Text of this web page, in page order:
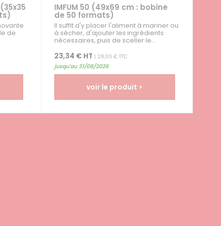
de
IMFUM 50 (49x69 cm : bobine
de 50 formats)
Il suffit d'y placer l'aliment à mariner ou
à sécher, d'ajouter les ingrédients
nécessaires, puis de sceller le...
23,34 € HT | 28,00 € TTC
jusqu'au 31/08/2026
voir le produit >